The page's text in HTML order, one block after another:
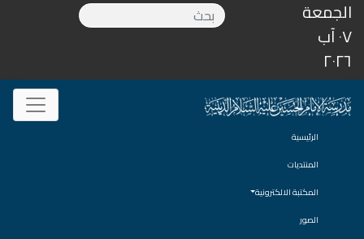
الجمعة
٠٧ آب
٢٠٢٦
الرئيسية
المنتديات
المكتبة الالكترونية
الصور